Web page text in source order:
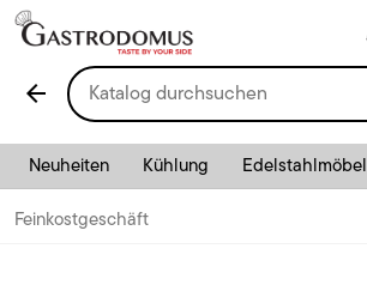
arrow_back
Neuheiten Kühlung Edelstahlmöbel
Feinkostgeschäft